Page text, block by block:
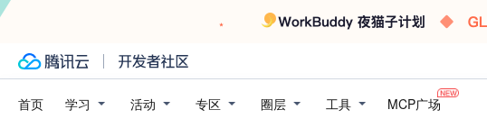
首页 学习 活动 专区 圈层 工具 MCP广场